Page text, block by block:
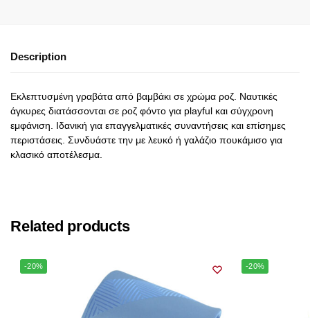
Description
Εκλεπτυσμένη γραβάτα από βαμβάκι σε χρώμα ροζ. Ναυτικές
άγκυρες διατάσσονται σε ροζ φόντο για playful και σύγχρονη
εμφάνιση. Ιδανική για επαγγελματικές συναντήσεις και επίσημες
περιστάσεις. Συνδυάστε την με λευκό ή γαλάζιο πουκάμισο για
κλασικό αποτέλεσμα.
Related products
-20% -20%